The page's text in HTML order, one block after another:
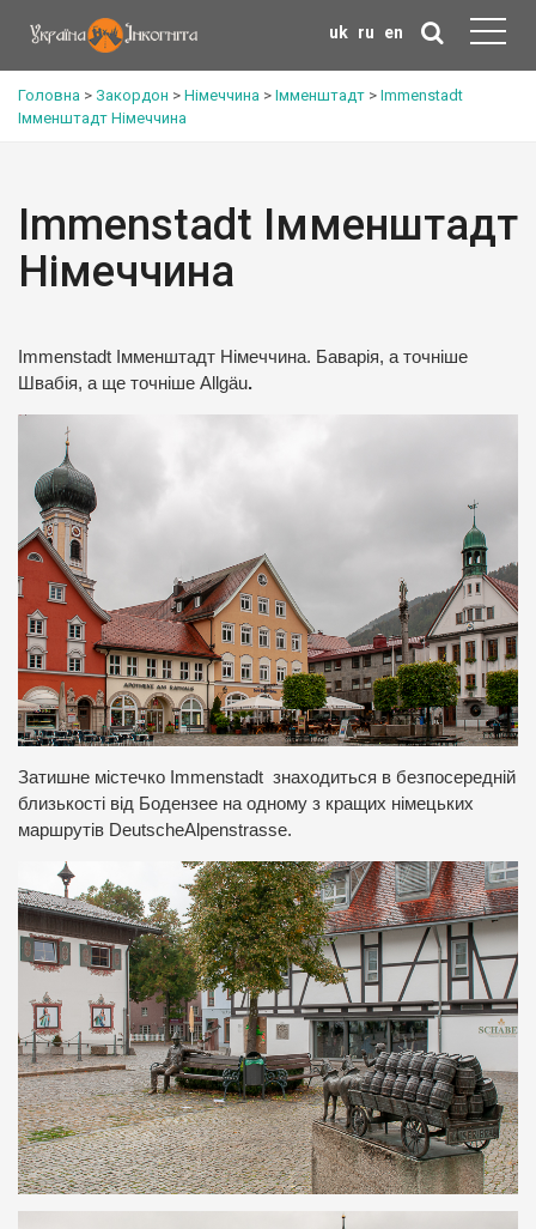
uk ru en
Головна > Закордон > Німеччина > Імменштадт > Immenstadt
Імменштадт Німеччина
Immenstadt Імменштадт
Німеччина
Immenstadt Імменштадт Німеччина. Баварія, а точніше
Швабія, а ще точніше Allgäu.
Затишне містечко Immenstadt знаходиться в безпосередній
близькості від Бодензее на одному з кращих німецьких
маршрутів DeutscheAlpenstrasse.